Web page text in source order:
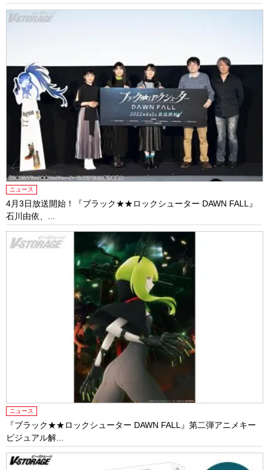
ニュース
4月3日放送開始！『ブラック★★ロックシューター DAWN FALL』
石川由依、...
ニュース
『ブラック★★ロックシューター DAWN FALL』第二弾アニメキー
ビジュアル解...